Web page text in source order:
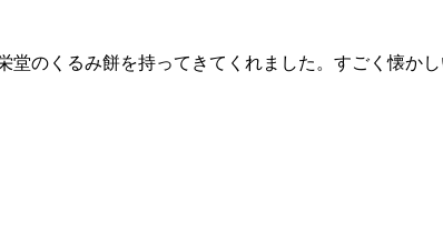
のくるみ餅を持ってきてくれました。すごく懐かし